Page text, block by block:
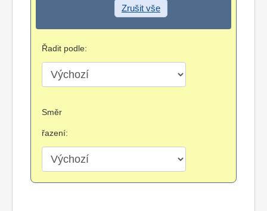
Zrušit vše
Řadit podle:
Směr
řazení: